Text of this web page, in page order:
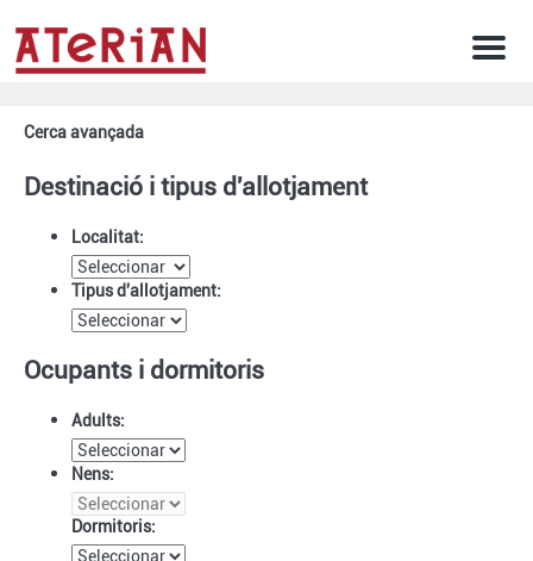
Menu
Cerca avançada
Destinació i tipus d'allotjament
Localitat:
Tipus d'allotjament:
Ocupants i dormitoris
Adults:
Nens:
Dormitoris: